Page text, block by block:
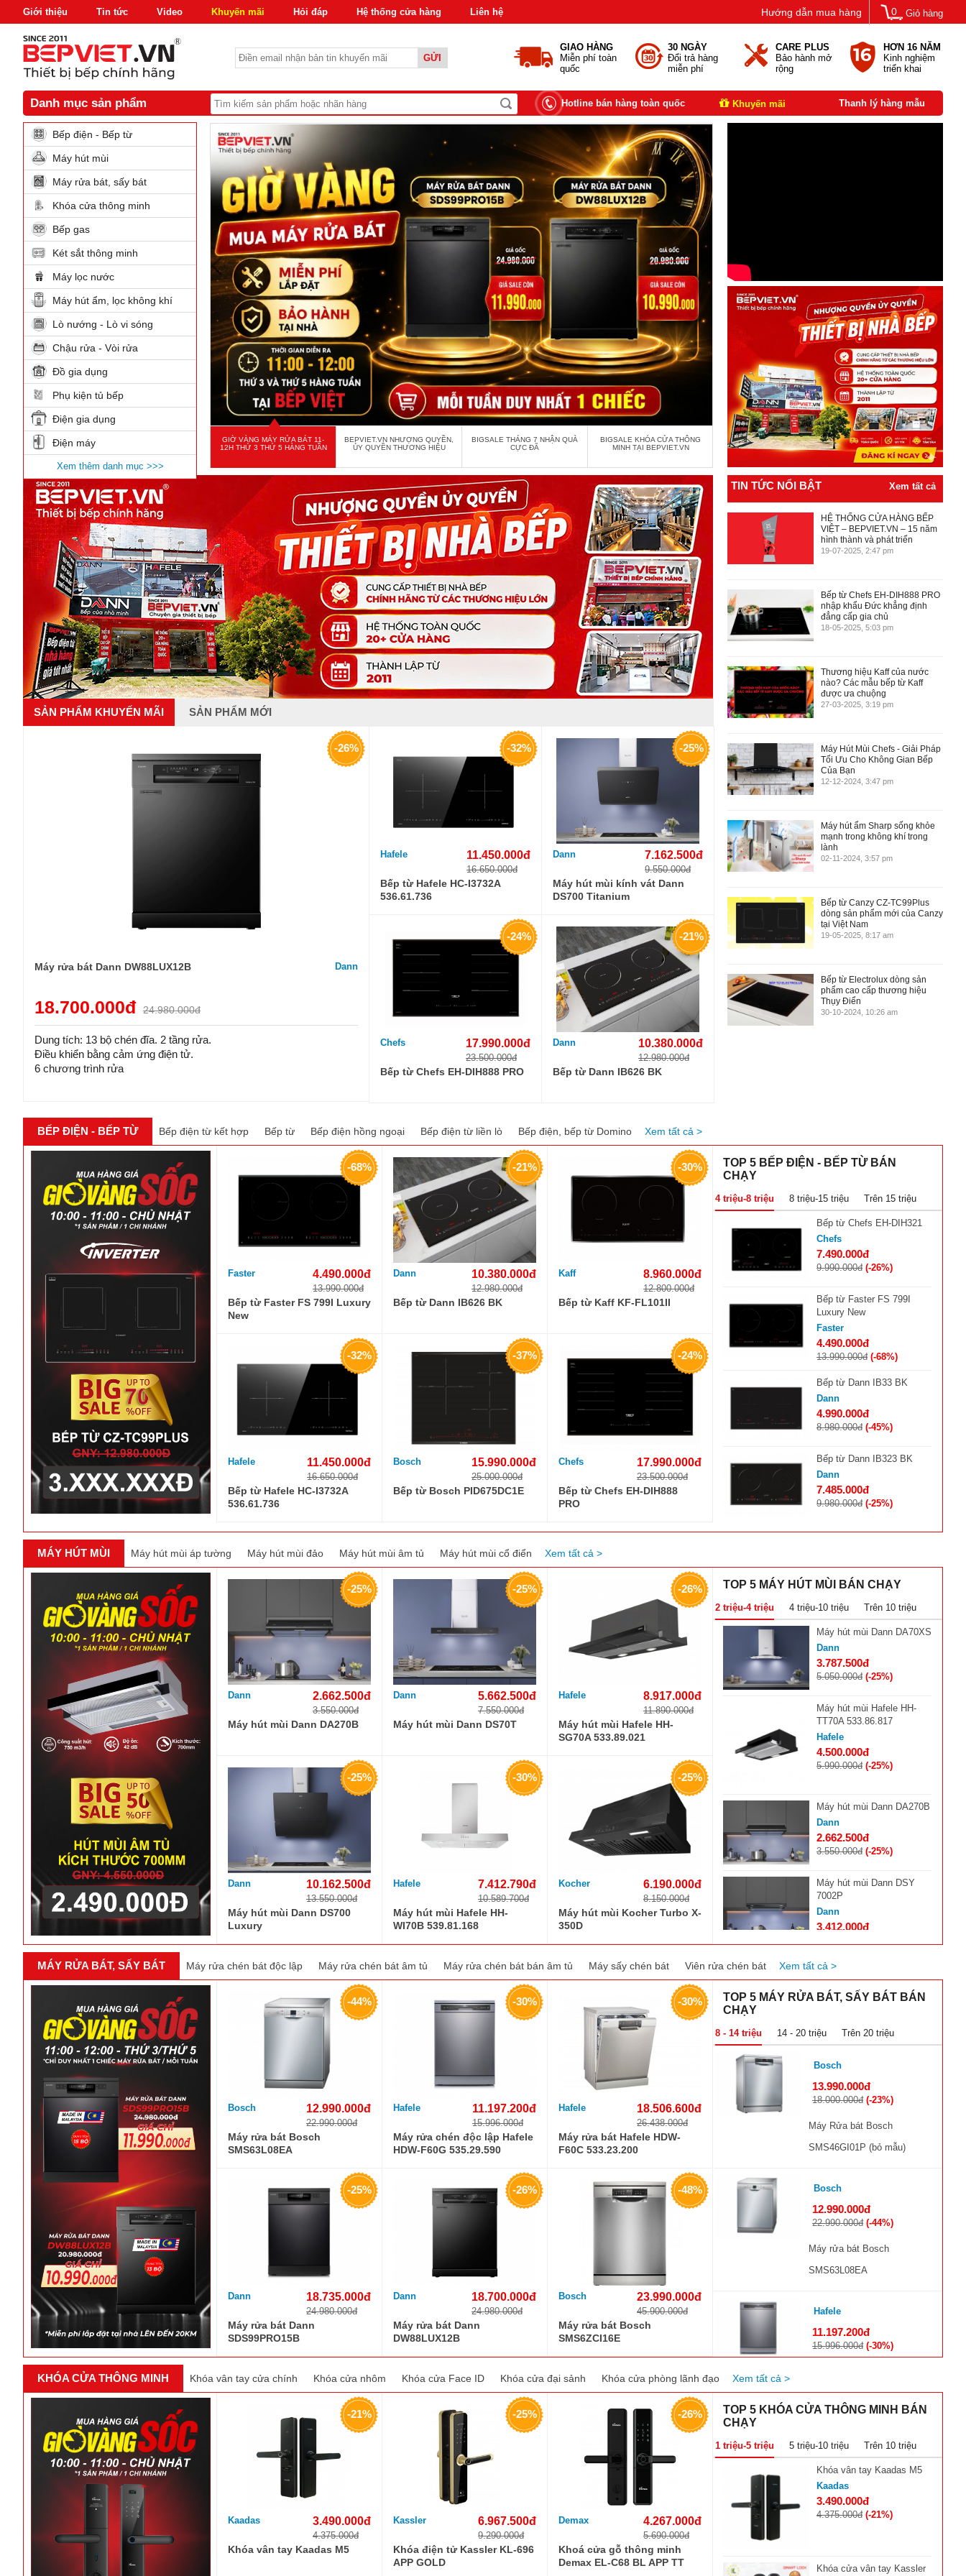
Giới thiệu Tin tức Video Khuyến mãi Hỏi đáp Hệ thống cửa hàng Liên hệ Giỏ hàng
0
Hướng dẫn mua hàng
GỬI
GIAO HÀNG
Miễn phí toàn
quốc
30 NGÀY
Đổi trả hàng
miễn phí
CARE PLUS
Bảo hành mở
rộng
HƠN 16 NĂM
Kinh nghiệm
triển khai
Danh mục sản phẩm
Bếp điện - Bếp từ
Máy hút mùi
Máy rửa bát, sấy bát
Khóa cửa thông minh
Bếp gas
Két sắt thông minh
Máy lọc nước
Máy hút ẩm, lọc không khí
Lò nướng - Lò vi sóng
Chậu rửa - Vòi rửa
Đồ gia dụng
Phụ kiện tủ bếp
Điện gia dụng
Điện máy
Xem thêm danh mục >>>
Hotline bán hàng toàn quốc Khuyến mãi Thanh lý hàng mẫu
GIỜ VÀNG MÁY RỬA BÁT 11-
12H THỨ 3 THỨ 5 HÀNG TUẦN
BEPVIET.VN NHƯỢNG QUYỀN,
ỦY QUYỀN THƯƠNG HIỆU
BIGSALE THÁNG 7 NHẬN QUÀ
CỰC ĐÃ
BIGSALE KHÓA CỬA THÔNG
MINH TẠI BEPVIET.VN
SẢN PHẨM KHUYẾN MÃI SẢN PHẨM MỚI
-26%
Máy rửa bát Dann DW88LUX12B Dann
18.700.000đ 24.980.000đ
Dung tích: 13 bộ chén đĩa. 2 tầng rửa.
Điều khiển bằng cảm ứng điện tử.
6 chương trình rửa
-32%
Hafele 11.450.000đ
16.650.000đ
Bếp từ Hafele HC-I3732A
536.61.736
-25%
Dann 7.162.500đ
9.550.000đ
Máy hút mùi kính vát Dann
DS700 Titanium
-24%
Chefs 17.990.000đ
23.500.000đ
Bếp từ Chefs EH-DIH888 PRO
-21%
Dann 10.380.000đ
12.980.000đ
Bếp từ Dann IB626 BK
TIN TỨC NỔI BẬT Xem tất cả
HỆ THỐNG CỬA HÀNG BẾP
VIỆT – BEPVIET.VN – 15 năm
hình thành và phát triển
19-07-2025, 2:47 pm
Bếp từ Chefs EH-DIH888 PRO
nhập khẩu Đức khẳng định
đẳng cấp gia chủ
18-05-2025, 5:03 pm
Thương hiệu Kaff của nước
nào? Các mẫu bếp từ Kaff
được ưa chuộng
27-03-2025, 3:19 pm
Máy Hút Mùi Chefs - Giải Pháp
Tối Ưu Cho Không Gian Bếp
Của Bạn
12-12-2024, 3:47 pm
Máy hút ẩm Sharp sống khỏe
mạnh trong không khí trong
lành
02-11-2024, 3:57 pm
Bếp từ Canzy CZ-TC99Plus
dòng sản phẩm mới của Canzy
tại Việt Nam
19-05-2025, 8:17 am
Bếp từ Electrolux dòng sản
phẩm cao cấp thương hiệu
Thụy Điển
30-10-2024, 10:26 am
BẾP ĐIỆN - BẾP TỪ Bếp điện từ kết hợp Bếp từ Bếp điện hồng ngoại Bếp điện từ liền lò Bếp điện, bếp từ Domino Xem tất cả >
-68%
Faster 4.490.000đ
13.990.000đ
Bếp từ Faster FS 799I Luxury
New
-21%
Dann 10.380.000đ
12.980.000đ
Bếp từ Dann IB626 BK
-30%
Kaff 8.960.000đ
12.800.000đ
Bếp từ Kaff KF-FL101II
-32%
Hafele 11.450.000đ
16.650.000đ
Bếp từ Hafele HC-I3732A
536.61.736
-37%
Bosch 15.990.000đ
25.000.000đ
Bếp từ Bosch PID675DC1E
-24%
Chefs 17.990.000đ
23.500.000đ
Bếp từ Chefs EH-DIH888
PRO
TOP 5 BẾP ĐIỆN - BẾP TỪ BÁN
CHẠY
4 triệu-8 triệu 8 triệu-15 triệu Trên 15 triệu
Bếp từ Chefs EH-DIH321
Chefs
7.490.000đ
9.990.000đ (-26%)
Bếp từ Faster FS 799I
Luxury New
Faster
4.490.000đ
13.990.000đ (-68%)
Bếp từ Dann IB33 BK
Dann
4.990.000đ
8.980.000đ (-45%)
Bếp từ Dann IB323 BK
Dann
7.485.000đ
9.980.000đ (-25%)
Bếp điện từ Chefs EH-
4.990.000đ
7.590.000đ (-35%)
MÁY HÚT MÙI Máy hút mùi áp tường Máy hút mùi đảo Máy hút mùi âm tủ Máy hút mùi cổ điển Xem tất cả >
-25%
Dann 2.662.500đ
3.550.000đ
Máy hút mùi Dann DA270B
-25%
Dann 5.662.500đ
7.550.000đ
Máy hút mùi Dann DS70T
-26%
Hafele 8.917.000đ
11.890.000đ
Máy hút mùi Hafele HH-
SG70A 533.89.021
-25%
Dann 10.162.500đ
13.550.000đ
Máy hút mùi Dann DS700
Luxury
-30%
Hafele 7.412.790đ
10.589.700đ
Máy hút mùi Hafele HH-
WI70B 539.81.168
-25%
Kocher 6.190.000đ
8.150.000đ
Máy hút mùi Kocher Turbo X-
350D
TOP 5 MÁY HÚT MÙI BÁN CHẠY
2 triệu-4 triệu 4 triệu-10 triệu Trên 10 triệu
Máy hút mùi Dann DA70XS
Dann
3.787.500đ
5.050.000đ (-25%)
Máy hút mùi Hafele HH-
TT70A 533.86.817
Hafele
4.500.000đ
5.990.000đ (-25%)
Máy hút mùi Dann DA270B
Dann
2.662.500đ
3.550.000đ (-25%)
Máy hút mùi Dann DSY
7002P
Dann
3.412.000đ
Máy hút mùi kính vát Dann
DS700 Titanium
Dann
MÁY RỬA BÁT, SẤY BÁT Máy rửa chén bát độc lập Máy rửa chén bát âm tủ Máy rửa chén bát bán âm tủ Máy sấy chén bát Viên rửa chén bát Xem tất cả >
-44%
Bosch 12.990.000đ
22.990.000đ
Máy rửa bát Bosch
SMS63L08EA
-30%
Hafele 11.197.200đ
15.996.000đ
Máy rửa chén độc lập Hafele
HDW-F60G 535.29.590
-30%
Hafele 18.506.600đ
26.438.000đ
Máy rửa bát Hafele HDW-
F60C 533.23.200
-25%
Dann 18.735.000đ
24.980.000đ
Máy rửa bát Dann
SDS99PRO15B
-26%
Dann 18.700.000đ
24.980.000đ
Máy rửa bát Dann
DW88LUX12B
-48%
Bosch 23.990.000đ
45.900.000đ
Máy rửa bát Bosch
SMS6ZCI16E
TOP 5 MÁY RỬA BÁT, SẤY BÁT BÁN
CHẠY
8 - 14 triệu 14 - 20 triệu Trên 20 triệu
Máy Rửa bát Bosch
SMS46GI01P (bỏ mẫu)
Bosch
13.990.000đ
18.000.000đ (-23%)
Máy rửa bát Bosch
SMS63L08EA
Bosch
12.990.000đ
22.990.000đ (-44%)
HDW-F60G 535.29.590
Hafele
11.197.200đ
15.996.000đ (-30%)
Máy rửa bát Kocher KDEU-8839
14.070.000đ
17.590.000đ (-21%)
16.980.000đ (-25%)
KHÓA CỬA THÔNG MINH Khóa vân tay cửa chính Khóa cửa nhôm Khóa cửa Face ID Khóa cửa đại sảnh Khóa cửa phòng lãnh đạo Xem tất cả >
-21%
Kaadas 3.490.000đ
4.375.000đ
Khóa vân tay Kaadas M5
-25%
Kassler 6.967.500đ
9.290.000đ
Khóa điện tử Kassler KL-696
APP GOLD
-26%
Demax 4.267.000đ
5.690.000đ
Khoá cửa gỗ thông minh
Demax EL-C68 BL APP TT
TOP 5 KHÓA CỬA THÔNG MINH BÁN
CHẠY
1 triệu-5 triệu 5 triệu-10 triệu Trên 10 triệu
Khóa vân tay Kaadas M5
Kaadas
3.490.000đ
4.375.000đ (-21%)
Khóa cửa vân tay Kassler